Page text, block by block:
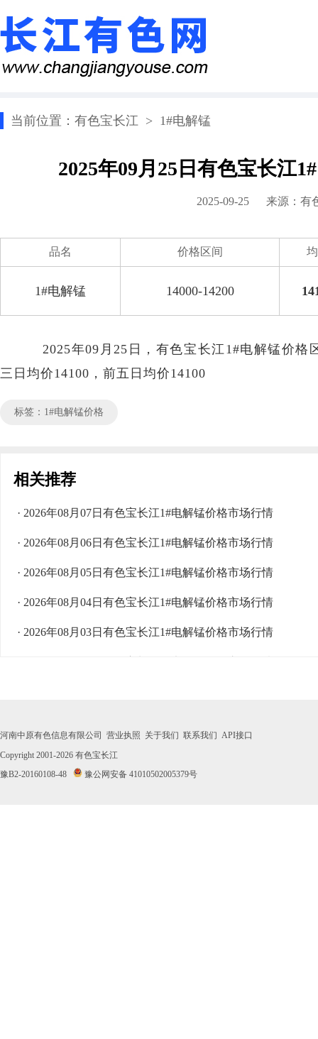
当前位置： 有色宝长江 > 1#电解锰
2025年09月25日有色宝长江
2025-09-25 来源： 有
品名 价格区间
1#电解锰 14000-14200
2025年09月25日，有色宝长江1#电解锰价格
三日均价14100，前五日均价14100
标签：1#电解锰价格
相关推荐
· 2026年08月07日有色宝长江1#电解锰价格市场行情
· 2026年08月06日有色宝长江1#电解锰价格市场行情
· 2026年08月05日有色宝长江1#电解锰价格市场行情
· 2026年08月04日有色宝长江1#电解锰价格市场行情
· 2026年08月03日有色宝长江1#电解锰价格市场行情
· 2026年07月28日有色宝长江1#电解锰价格市场行情
· 2026年07月27日有色宝长江1#电解锰价格市场行情
河南中原有色信息有限公司 营业执照 关于我们 联系我们 API接口
Copyright 2001-2026 有色宝长江
豫B2-20160108-48
豫公网安备 41010502005379号